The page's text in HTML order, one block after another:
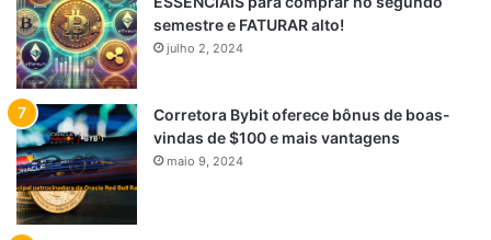
semestre e FATURAR alto!
julho 2, 2024
Corretora Bybit oferece bônus de boas-
vindas de $100 e mais vantagens
maio 9, 2024